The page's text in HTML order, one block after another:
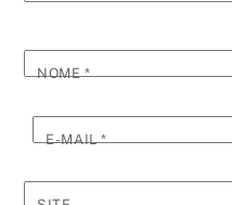
NOME*
E-MAIL*